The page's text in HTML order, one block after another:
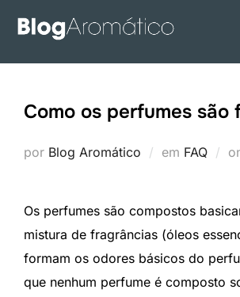
para
Como os perfumes são
por Blog Aromático em FAQ
Os perfumes são compostos
mistura de fragrâncias (óleos
formam os odores básicos do
que nenhum perfume é composto